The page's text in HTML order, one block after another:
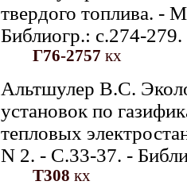
твердого топлива. -
Библиогр.: с.274-279.
Г76-2757 кх
Альтшулер В.С.
установок по
тепловых
N 2. - С.33-37. -
Т308 кх